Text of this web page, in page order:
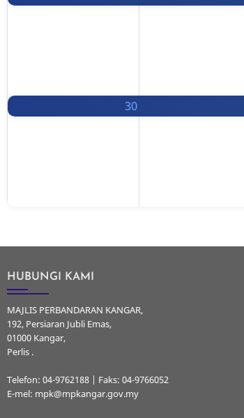
30
HUBUNGI KAMI
MAJLIS PERBANDARAN KANGAR,
192, Persiaran Jubli Emas,
01000 Kangar,
Perlis .
Telefon: 04-9762188 | Faks: 04-9766052
E-mel: mpk@mpkangar.gov.my